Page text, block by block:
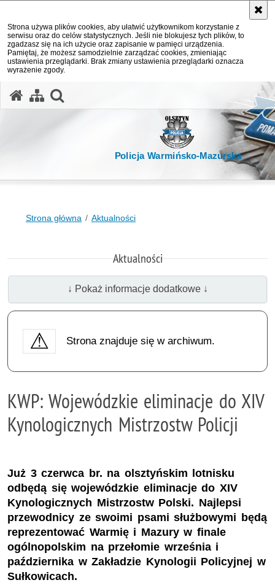
Strona używa plików cookies, aby ułatwić użytkownikom korzystanie z
serwisu oraz do celów statystycznych. Jeśli nie blokujesz tych plików, to
zgadzasz się na ich użycie oraz zapisanie w pamięci urządzenia.
Pamiętaj, że możesz samodzielnie zarządzać cookies, zmieniając
ustawienia przeglądarki. Brak zmiany ustawienia przeglądarki oznacza
wyrażenie zgody.
Policja Warmińsko-Mazurska
Strona główna Aktualności
Aktualności
↓ Pokaż informacje dodatkowe ↓
Strona znajduje się w archiwum.
KWP: Wojewódzkie eliminacje do XIV
Kynologicznych Mistrzostw Policji
Już 3 czerwca br. na olsztyńskim lotnisku
odbędą się wojewódzkie eliminacje do XIV
Kynologicznych Mistrzostw Polski. Najlepsi
przewodnicy ze swoimi psami służbowymi będą
reprezentować Warmię i Mazury w finale
ogólnopolskim na przełomie września i
października w Zakładzie Kynologii Policyjnej w
Sułkowicach.